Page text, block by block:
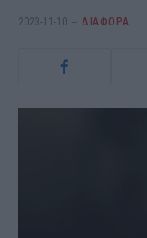
2023-11-10 ΔΙΆΦΟΡΑ